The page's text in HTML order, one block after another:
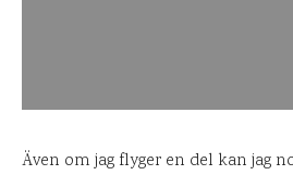
Även om jag flyger en del kan jag